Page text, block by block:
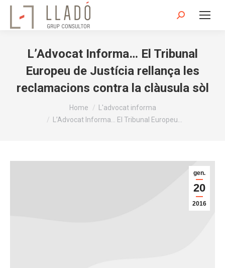
Search:
L’Advocat Informa… El Tribunal
Europeu de Justícia rellança les
reclamacions contra la clàusula sòl
Home
L'advocat informa
L’Advocat Informa… El Tribunal Europeu…
gen.
20
2016